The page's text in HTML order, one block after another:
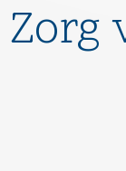
Zorg